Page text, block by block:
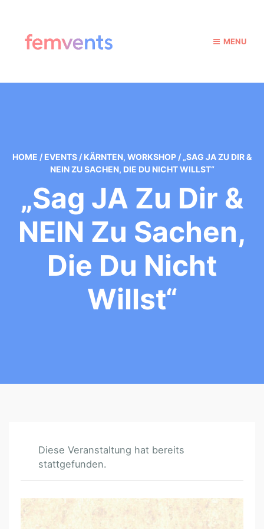
MENU
HOME / EVENTS / KÄRNTEN, WORKSHOP / „SAG JA ZU DIR &
NEIN ZU SACHEN, DIE DU NICHT WILLST“
„Sag JA Zu Dir &
NEIN Zu Sachen,
Die Du Nicht
Willst“
Diese Veranstaltung hat bereits
stattgefunden.
„